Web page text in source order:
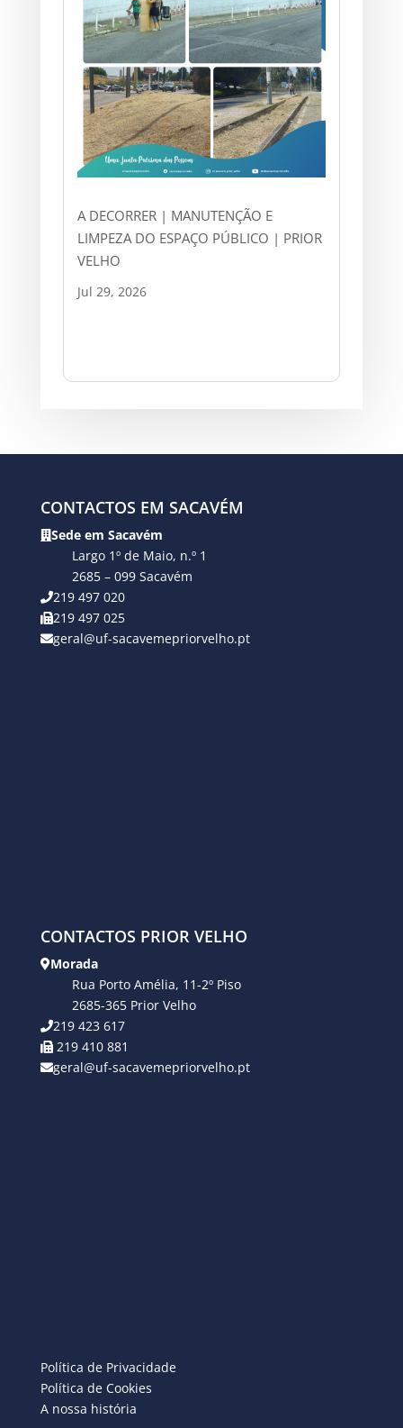
A DECORRER | MANUTENÇÃO E
LIMPEZA DO ESPAÇO PÚBLICO | PRIOR
VELHO
Jul 29, 2026
CONTACTOS EM SACAVÉM
Sede em Sacavém
Largo 1º de Maio, n.º 1
2685 – 099 Sacavém
219 497 020
219 497 025
geral@uf-sacavemepriorvelho.pt
CONTACTOS PRIOR VELHO
Morada
Rua Porto Amélia, 11-2º Piso
2685-365 Prior Velho
219 423 617
219 410 881
geral@uf-sacavemepriorvelho.pt
Política de Privacidade
Política de Cookies
A nossa história